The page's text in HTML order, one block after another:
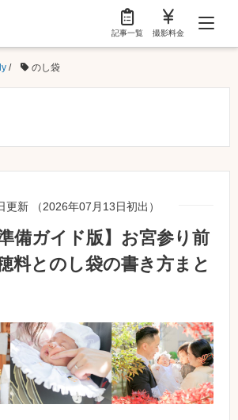
記事一覧 撮影料金
/ のし袋
新 （2026年07月13日初出）
備ガイド版】お宮参り前
料とのし袋の書き方まと